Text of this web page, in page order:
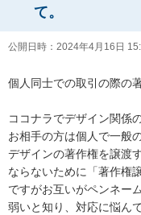
て。
公開日時： 2024年4月16日
個人同士での取引の際の
ココナラでデザイン関係
お相手の方は個人で一般
デザインの著作権を譲渡
ならないために「著作権
ですがお互いがペンネー
弱いと知り、対応に悩ん